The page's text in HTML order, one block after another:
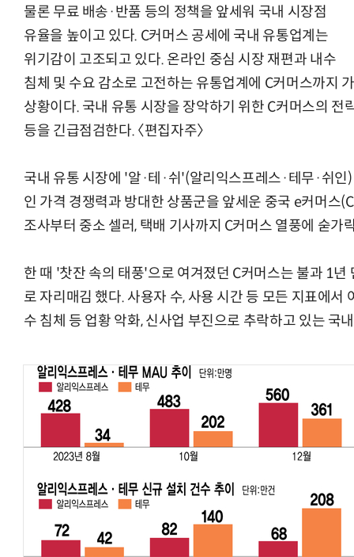
물론 무료 배송·반품 등의 정책을 앞세워 국내 시장점
유율을 높이고 있다. C커머스 공세에 국내 유통업계는
위기감이 고조되고 있다. 온라인 중심 시장 재편과 내수
침체 및 수요 감소로 고전하는 유통업계에 C커머스까지
상황이다. 국내 유통 시장을 장악하기 위한 C커머스의 전
등을 긴급점검한다. 〈편집자주〉
국내 유통 시장에 '알·테·쉬'(알리익스프레스·테무·쉬
인 가격 경쟁력과 방대한 상품군을 앞세운 중국 e커머스
조사부터 중소 셀러, 택배 기사까지 C커머스 열풍에 숟가
한 때 '찻잔 속의 태풍'으로 여겨졌던 C커머스는 불과 1
로 자리매김 했다. 사용자 수, 사용 시간 등 모든 지표에서
수 침체 등 업황 악화, 신사업 부진으로 추락하고 있는 국